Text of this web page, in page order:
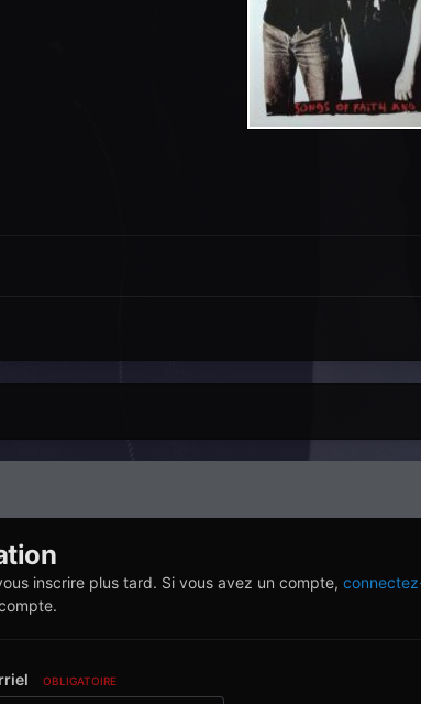
inscrire plus tard. Si vous avez un compte,
OBLIGATOIRE